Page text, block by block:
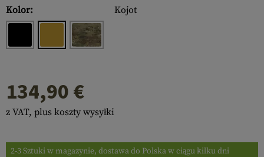
Kolor:
Kojot
134,90 €
z VAT, plus koszty wysyłki
2-3 Sztuki w magazynie, dostawa do Polska w ciągu kilku dni